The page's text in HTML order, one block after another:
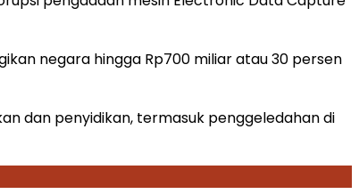
negara hingga Rp700 miliar atau 30 persen
dan penyidikan, termasuk penggeledahan di